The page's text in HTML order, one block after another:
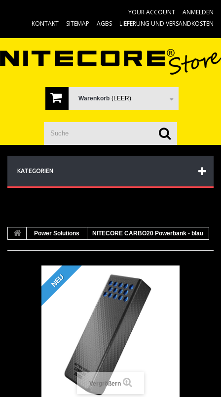
ANMELDEN
YOUR ACCOUNT
KONTAKT
SITEMAP AGBS LIEFERUNG UND VERSANDKOSTEN
Warenkorb (LEER)
KATEGORIEN
Power Solutions NITECORE CARBO20 Powerbank - blau
NEU
Vergrößern